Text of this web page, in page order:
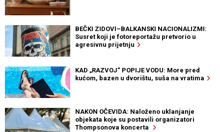
BEČKI ZIDOVI–BALKANSKI NACIONALIZMI:
Susret koji je fotoreportažu pretvorio u
agresivnu prijetnju
KAD „RAZVOJ“ POPIJE VODU: More pred
kućom, bazen u dvorištu, suša na vratima
NAKON OČEVIDA: Naloženo uklanjanje
objekata koje su postavili organizatori
Thompsonova koncerta